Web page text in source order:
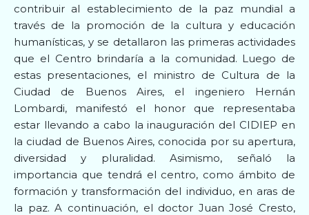
contribuir al establecimiento de la paz mundial a
través de la promoción de la cultura y educación
humanísticas, y se detallaron las primeras actividades
que el Centro brindaría a la comunidad. Luego de
estas presentaciones, el ministro de Cultura de la
Ciudad de Buenos Aires, el ingeniero Hernán
Lombardi, manifestó el honor que representaba
estar llevando a cabo la inauguración del CIDIEP en
la ciudad de Buenos Aires, conocida por su apertura,
diversidad y pluralidad. Asimismo, señaló la
importancia que tendrá el centro, como ámbito de
formación y transformación del individuo, en aras de
la paz. A continuación, el doctor Juan José Cresto,